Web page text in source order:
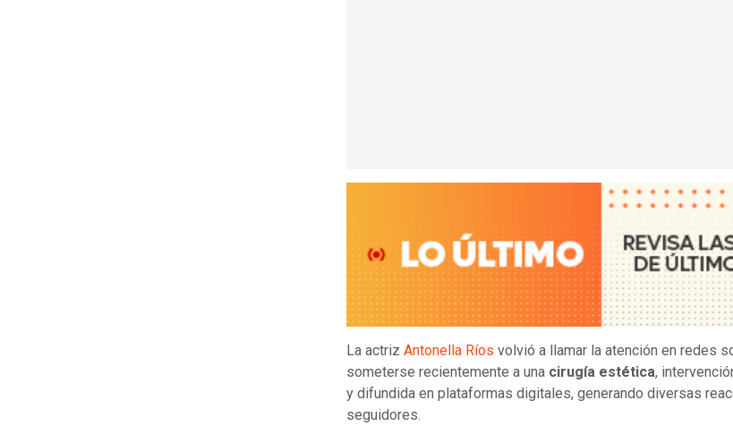
La actriz Antonella Ríos volvió a llamar la atención en redes
someterse recientemente a una cirugía estética,
y difundida en plataformas digitales, generando diversas
seguidores.